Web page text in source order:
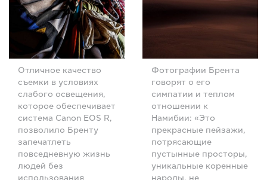
Отличное качество
съемки в условиях
слабого освещения,
которое обеспечивает
система Canon EOS R,
позволило Бренту
запечатлеть
повседневную жизнь
людей без
использования
Фотографии Брента
говорят о его
симпатии и теплом
отношении к
Намибии: «Это
прекрасные пейзажи,
потрясающие
пустынные просторы,
уникальные коренные
народы, не